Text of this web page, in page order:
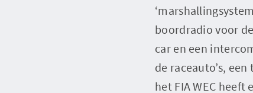
boordradio voor
car en een
de raceauto’s,
het FIA WEC